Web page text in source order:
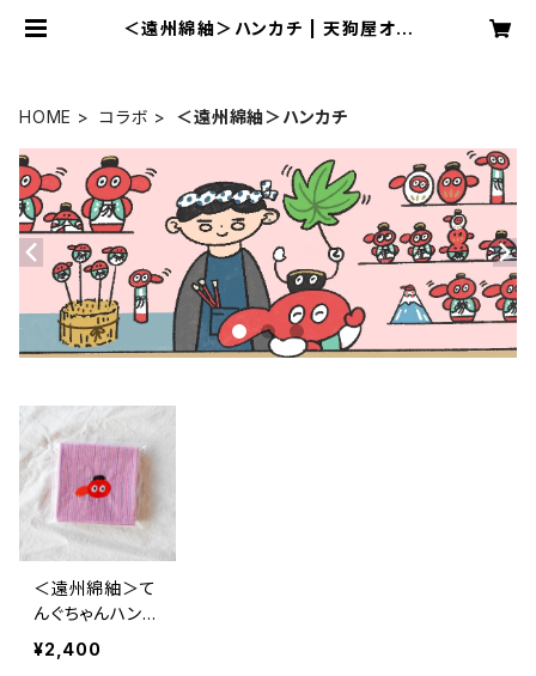
＜遠州綿紬＞ハンカチ | 天狗屋オン
HOME コラボ ＜遠州綿紬＞ハンカチ
＜遠州綿紬＞て
んぐちゃんハンカ
チ ~なでしこ~
（約39cm×39c
¥2,400